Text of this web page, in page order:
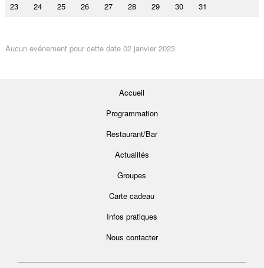
23
24 25 26 27 28 29 30 31
Aucun evénement pour cette date 02 janvier 2023
Accueil
Programmation
Restaurant/Bar
Actualités
Groupes
Carte cadeau
Infos pratiques
Nous contacter